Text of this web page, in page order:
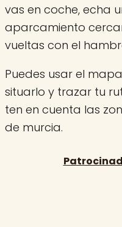
vas en coche, echa
aparcamiento
vueltas con el
Puedes usar el
situarlo y trazar tu
ten en cuenta las
de murcia.